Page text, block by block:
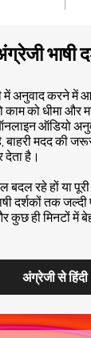
भाषी
अनुवाद करने में
को धीमा और
ऑडियो
बाहरी मदद की
है।
रहे हों या पूरी
दर्शकों तक
कुछ ही मिनटों में
अंग्रेजी से हिंदी